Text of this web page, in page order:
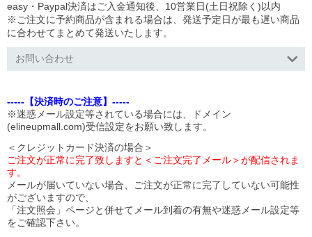
easy・Paypal決済はご入金通知後、10営業日(土日祝除く)以内
※ご注文に予約商品が含まれる場合は、発送予定日が最も遅い商品
に合わせてまとめて発送いたします。
お問い合わせ
-----【決済時のご注意】-----
※迷惑メール設定等されている場合には、ドメイン
(elineupmall.com)受信設定をお願い致します。
＜クレジットカード決済の場合＞
ご注文が正常に完了致しますと＜ご注文完了メール＞が配信されま
す。
メールが届いていない場合、ご注文が正常に完了していない可能性
がございますので、
「注文照会」ページと併せてメール到着の有無や迷惑メール設定等
をご確認下さい。